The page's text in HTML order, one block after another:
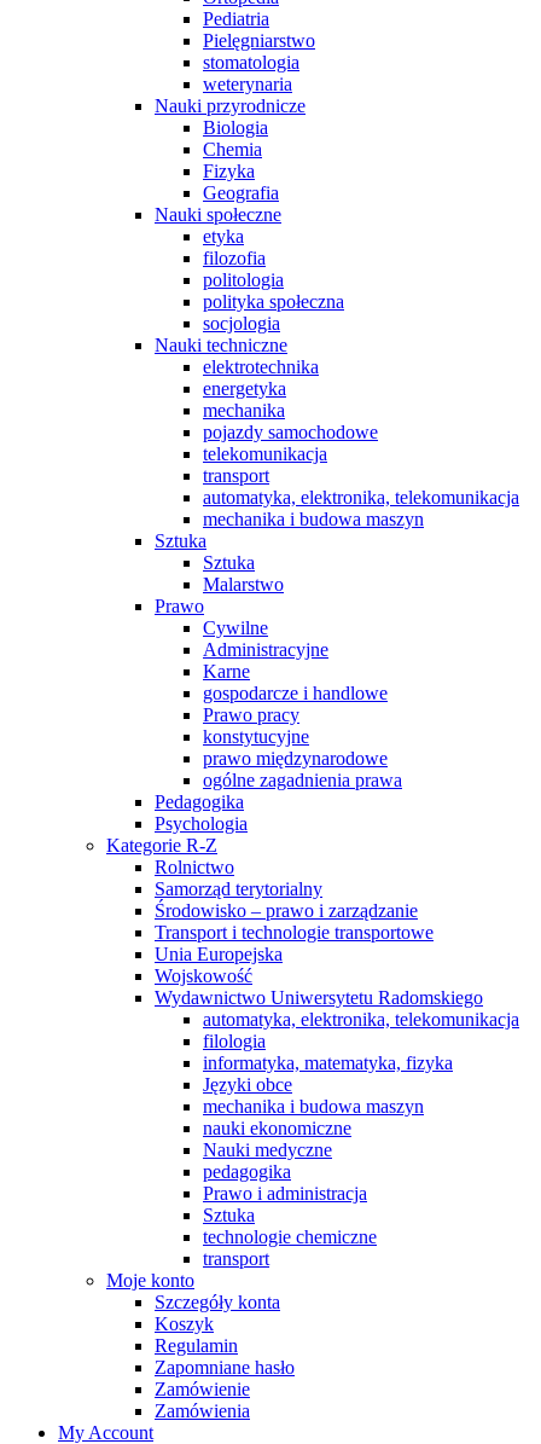
Pediatria
Pielęgniarstwo
stomatologia
weterynaria
Nauki przyrodnicze
Biologia
Chemia
Fizyka
Geografia
Nauki społeczne
etyka
filozofia
politologia
polityka społeczna
socjologia
Nauki techniczne
elektrotechnika
energetyka
mechanika
pojazdy samochodowe
telekomunikacja
transport
automatyka, elektronika, telekomunikacja
mechanika i budowa maszyn
Sztuka
Sztuka
Malarstwo
Prawo
Cywilne
Administracyjne
Karne
gospodarcze i handlowe
Prawo pracy
konstytucyjne
prawo międzynarodowe
ogólne zagadnienia prawa
Pedagogika
Psychologia
Kategorie R-Z
Rolnictwo
Samorząd terytorialny
Środowisko – prawo i zarządzanie
Transport i technologie transportowe
Unia Europejska
Wojskowość
Wydawnictwo Uniwersytetu Radomskiego
automatyka, elektronika, telekomunikacja
filologia
informatyka, matematyka, fizyka
Języki obce
mechanika i budowa maszyn
nauki ekonomiczne
Nauki medyczne
pedagogika
Prawo i administracja
Sztuka
technologie chemiczne
transport
Moje konto
Szczegóły konta
Koszyk
Regulamin
Zapomniane hasło
Zamówienie
Zamówienia
My Account